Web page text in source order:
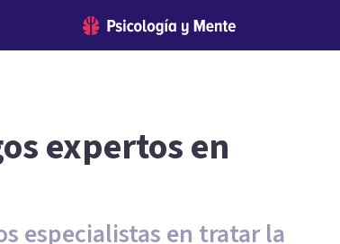
expertos en
especialistas en tratar la